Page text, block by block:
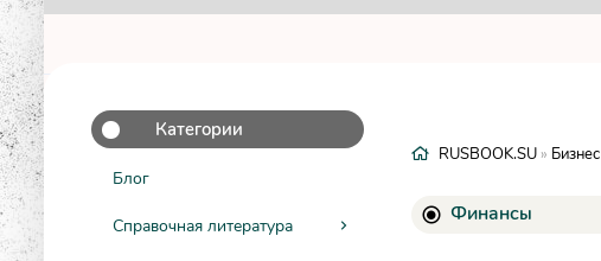
Категории
Блог
Справочная литература
RUSBOOK.SU » Бизнес
Финансы